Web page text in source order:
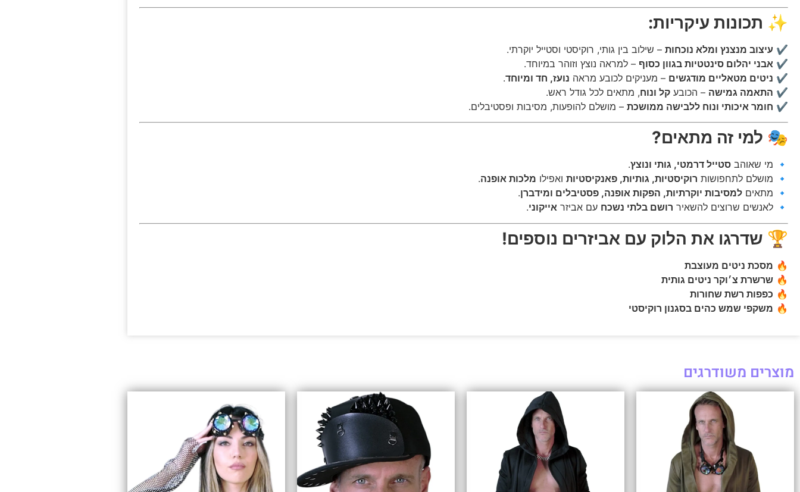
✨ תכונות עיקריות:
✔️ עיצוב מנצנץ ומלא נוכחות – שילוב בין גותי, רוקיסטי וסטייל יוקרתי.
✔️ אבני יהלום סינטטיות בגוון כסוף – למראה נוצץ וזוהר במיוחד.
✔️ ניטים מטאליים מודגשים – מעניקים לכובע מראה נועז, חד ומיוחד.
✔️ התאמה גמישה – הכובע קל ונוח, מתאים לכל גודל ראש.
✔️ חומר איכותי ונוח ללבישה ממושכת – מושלם להופעות, מסיבות ופסטיבלים.
🎭 למי זה מתאים?
🔹 מי שאוהב סטייל דרמטי, גותי ונוצץ.
🔹 מושלם לתחפושות רוקיסטיות, גותיות, פאנקיסטיות ואפילו מלכות אופנה.
🔹 מתאים למסיבות יוקרתיות, הפקות אופנה, פסטיבלים ומידברן.
🔹 לאנשים שרוצים להשאיר רושם בלתי נשכח עם אביזר אייקוני.
🏆 שדרגו את הלוק עם אביזרים נוספים!
🔥 מסכת ניטים מעוצבת
🔥 שרשרת צ׳וקר ניטים גותית
🔥 כפפות רשת שחורות
🔥 משקפי שמש כהים בסגנון רוקיסטי
מוצרים משודרגים